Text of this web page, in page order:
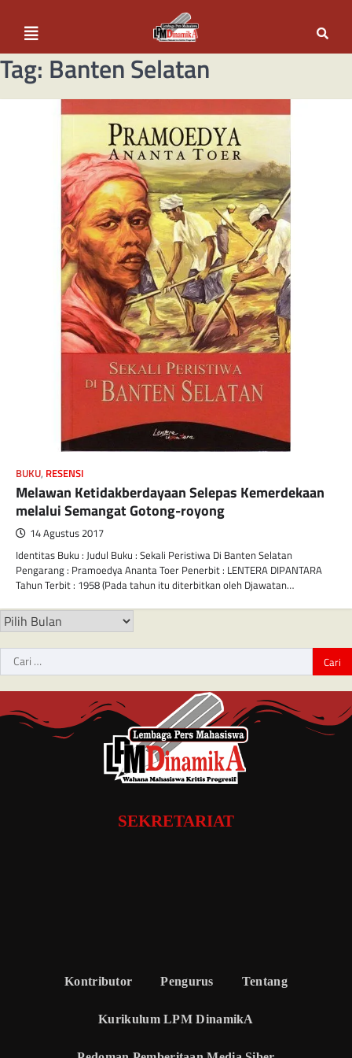
Tag: Banten Selatan
BUKU, RESENSI
Melawan Ketidakberdayaan Selepas Kemerdekaan
melalui Semangat Gotong-royong
14 Agustus 2017
Identitas Buku : Judul Buku : Sekali Peristiwa Di Banten Selatan
Pengarang : Pramoedya Ananta Toer Penerbit : LENTERA DIPANTARA
Tahun Terbit : 1958 (Pada tahun itu diterbitkan oleh Djawatan…
SEKRETARIAT
Kontributor Pengurus Tentang
Kurikulum LPM DinamikA